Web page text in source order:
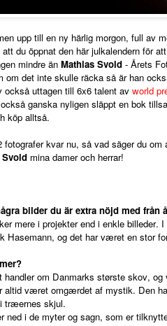
upp till en ny härlig morgon, full av
att du öppnat den här julkalendern för
mindre än Mathias Svold - Årets
om det inte skulle räcka så är han
också uttagen till 6x6 talent av world
ganska nyligen släppt en bok
köp alltså.
fotografer kvar nu, så vad säger du om
Svold mina damer och herrar!
bilder du är extra nöjd med från
mere i projekter end i enkle billeder.
Hasemann, og det har været en stor
handler om Danmarks største skov,
altid været omgærdet af mystik. Den
træernes skjul.
ned i de myter og sagn, som er